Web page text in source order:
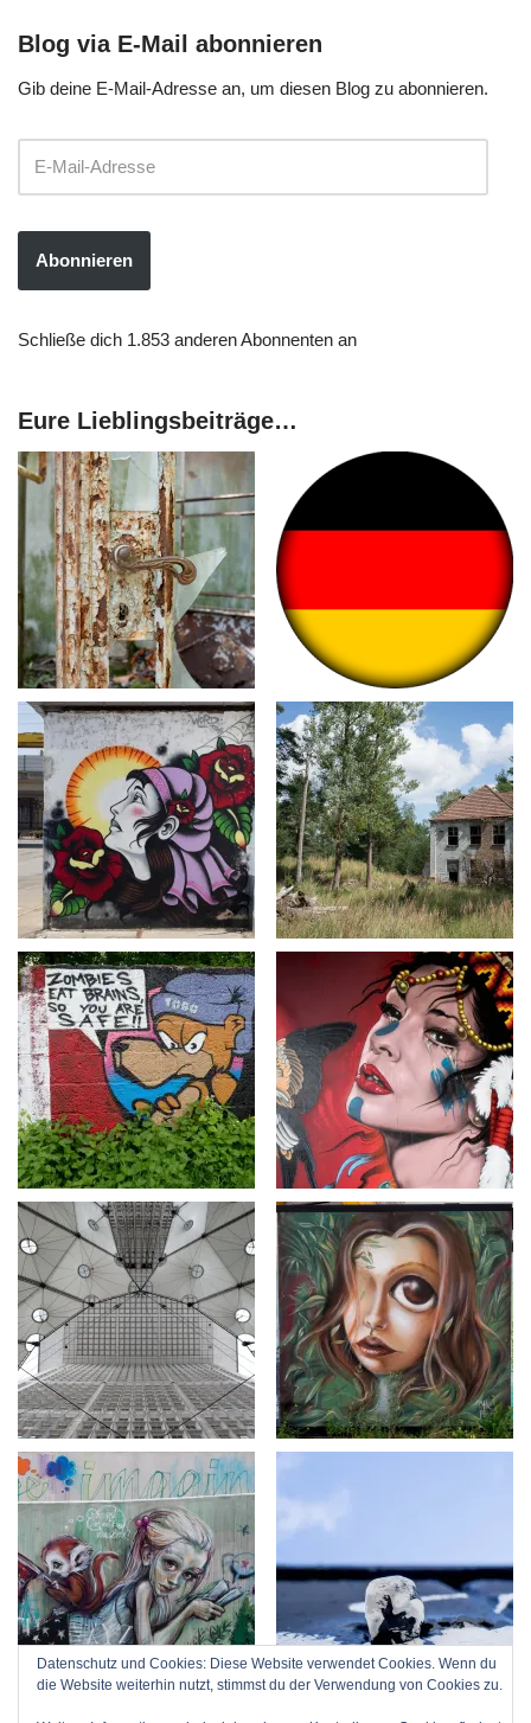
Blog via E-Mail abonnieren
Gib deine E-Mail-Adresse an, um diesen Blog zu abonnieren.
Abonnieren
Schließe dich 1.853 anderen Abonnenten an
Eure Lieblingsbeiträge…
Datenschutz und Cookies: Diese Website verwendet Cookies. Wenn du
die Website weiterhin nutzt, stimmst du der Verwendung von Cookies zu.